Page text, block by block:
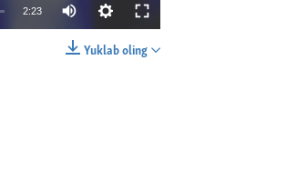
2:23
Yuklab oling